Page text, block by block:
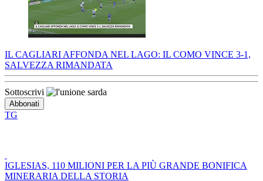
IL CAGLIARI AFFONDA NEL LAGO: IL COMO VINCE 3-1,
SALVEZZA RIMANDATA
Sottoscrivi
TG
IGLESIAS, 110 MILIONI PER LA PIÙ GRANDE BONIFICA
MINERARIA DELLA STORIA